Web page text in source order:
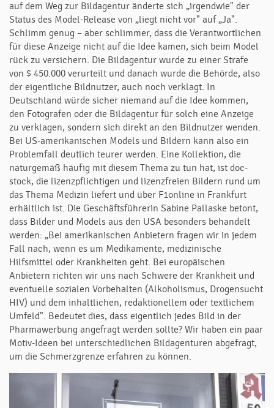
auf dem Weg zur Bildagentur änderte sich „irgendwie" der
Status des Model-Release von „liegt nicht vor" auf „Ja".
Schlimm genug – aber schlimmer, dass die Verantwortlichen
für diese Anzeige nicht auf die Idee kamen, sich beim Model
rück zu versichern. Die Bildagentur wurde zu einer Strafe
von $ 450.000 verurteilt und danach wurde die Behörde, also
der eigentliche Bildnutzer, auch noch verklagt. In
Deutschland würde sicher niemand auf die Idee kommen,
den Fotografen oder die Bildagentur für solch eine Anzeige
zu verklagen, sondern sich direkt an den Bildnutzer wenden.
Bei US-amerikanischen Models und Bildern kann also ein
Problemfall deutlich teurer werden. Eine Kollektion, die
naturgemäß häufig mit diesem Thema zu tun hat, ist doc-
stock, die lizenzpflichtigen und lizenzfreien Bildern rund um
das Thema Medizin liefert und über F1online in Frankfurt
erhältlich ist. Die Geschäftsführerin Sabine Pallaske betont,
dass Bilder und Models aus den USA besonders behandelt
werden: „Bei amerikanischen Anbietern fragen wir in jedem
Fall nach, wenn es um Medikamente, medizinische
Hilfsmittel oder Krankheiten geht. Bei europäischen
Anbietern richten wir uns nach Schwere der Krankheit und
eventuelle sozialen Vorbehalten (Alkoholismus, Drogensucht
HIV) und dem inhaltlichen, redaktionellem oder textlichem
Umfeld". Bedeutet dies, dass eigentlich jedes Bild in der
Pharmawerbung angefragt werden sollte? Wir haben ein paar
Motiv-Ideen bei unterschiedlichen Bildagenturen abgefragt,
um die Schmerzgrenze erfahren zu können.